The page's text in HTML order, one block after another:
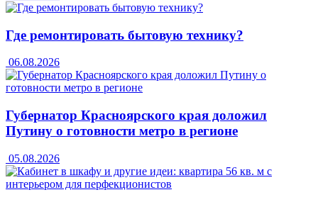
Где ремонтировать бытовую технику?
06.08.2026
Губернатор Красноярского края доложил
Путину о готовности метро в регионе
05.08.2026